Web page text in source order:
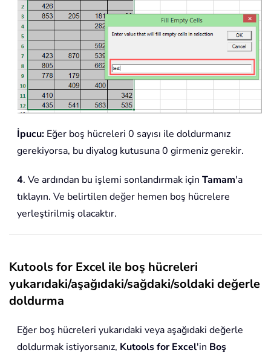
İpucu: Eğer boş hücreleri 0 sayısı ile doldurmanız
gerekiyorsa, bu diyalog kutusuna 0 girmeniz gerekir.
4. Ve ardından bu işlemi sonlandırmak için Tamam'a
tıklayın. Ve belirtilen değer hemen boş hücrelere
yerleştirilmiş olacaktır.
Kutools for Excel ile boş hücreleri
yukarıdaki/aşağıdaki/sağdaki/soldaki değerle
doldurma
Eğer boş hücreleri yukarıdaki veya aşağıdaki değerle
doldurmak istiyorsanız, Kutools for Excel'in Boş